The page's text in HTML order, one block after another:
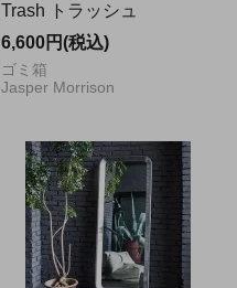
Trash トラッシュ
6,600円(税込)
ゴミ箱
Jasper Morrison